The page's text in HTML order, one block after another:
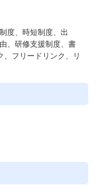
度、時短制度、出
、研修支援制度、書
フリードリンク、リ